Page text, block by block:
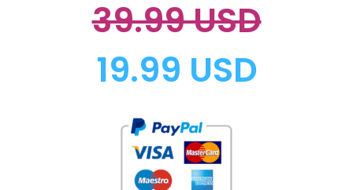
39.99 USD
19.99 USD